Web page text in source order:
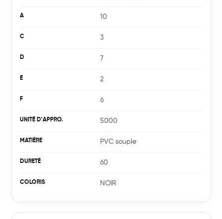
10
3
7
2
6
5000
PVC souple
60
NOIR